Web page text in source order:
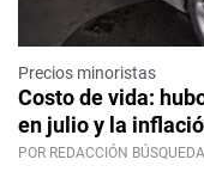
Precios minoristas
Costo de vida:
en julio y la
POR REDACCIÓN BÚSQUEDA